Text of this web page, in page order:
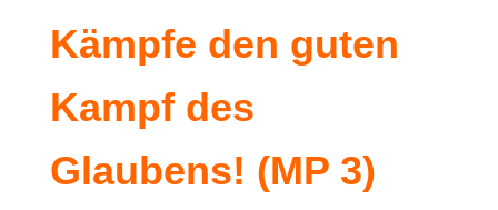
Kämpfe den guten
Kampf des
Glaubens! (MP 3)